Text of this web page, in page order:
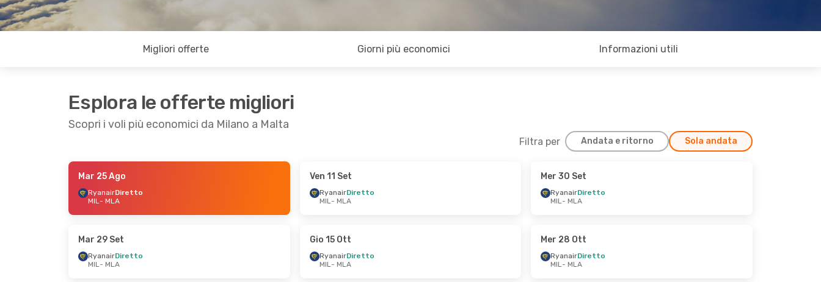
Migliori offerte Giorni più economici Informazioni utili
Esplora le offerte migliori
Scopri i voli più economici da Milano a Malta
Filtra per Andata e ritorno Sola andata
- Lun 5 Ott
- Mer 30 Set
Mar 25 Ago
RyanairDiretto
MIL- MLA
Ven 11 Set
RyanairDiretto
MIL- MLA
Mer 30 Set
RyanairDiretto
MIL- MLA
Mar 29 Set
RyanairDiretto
MIL- MLA
Gio 15 Ott
RyanairDiretto
MIL- MLA
Mer 28 Ott
RyanairDiretto
MIL- MLA